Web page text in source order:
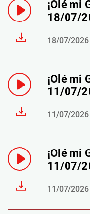
¡Olé mi
18/07/
18/07/2026
¡Olé mi
11/07/
11/07/2026
¡Olé mi
11/07/
11/07/2026